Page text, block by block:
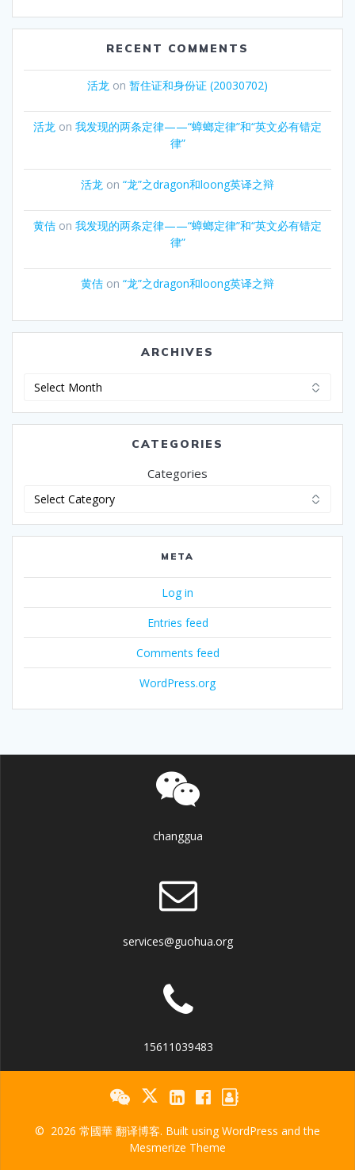
RECENT COMMENTS
活龙 on 暂住证和身份证 (20030702)
活龙 on 我发现的两条定律——“蟑螂定律”和“英文必有错定
律”
活龙 on “龙”之dragon和loong英译之辩
黄佶 on 我发现的两条定律——“蟑螂定律”和“英文必有错定
律”
黄佶 on “龙”之dragon和loong英译之辩
ARCHIVES
Archives
CATEGORIES
Categories
META
Log in
Entries feed
Comments feed
WordPress.org
changgua
services@guohua.org
15611039483
© 2026 常國華 翻译博客. Built using WordPress and the
Mesmerize Theme